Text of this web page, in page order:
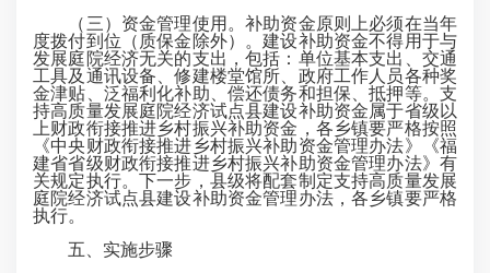
（三）资金管理使用。补助资金原则上必须在当年
度拨付到位（质保金除外）。建设补助资金不得用于与
发展庭院经济无关的支出，包括：单位基本支出、交通
工具及通讯设备、修建楼堂馆所、政府工作人员各种奖
金津贴、泛福利化补助、偿还债务和担保、抵押等。支
持高质量发展庭院经济试点县建设补助资金属于省级以
上财政衔接推进乡村振兴补助资金，各乡镇要严格按照
《中央财政衔接推进乡村振兴补助资金管理办法》《福
建省省级财政衔接推进乡村振兴补助资金管理办法》有
关规定执行。下一步，县级将配套制定支持高质量发展
庭院经济试点县建设补助资金管理办法，各乡镇要严格
执行。
五、实施步骤